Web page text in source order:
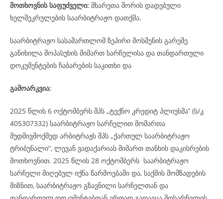
მოთხოვნის საფუძველი: მხარეთა შორის დადებული
ხელშეკრულების საარბიტრაჟო დათქმა.
საარბიტრაჟო სასამართლომ ზეპირი მოსმენის გარეშე
განიხილა მოპასუხის მიმართ სარჩელისა და თანდართული
დოკუმენტების ჩაბარების საკითხი და
გამოარკვია:
2025 წლის 6 ოქტომბერს შპს „ტექნო კრედიტ პლიუსმა’’ (ს/კ
405307332) საარბიტრაჟო სარჩელით მომართა
მუდმივმოქმედ არბიტრაჟს შპს „ქართულ საარბიტრაჟო
ტრიბუნალი“, ლევან ვადაქარიას მიმართ თანხის დაკისრების
მოთხოვნით. 2025 წლის 28 ოქტომბერს საარბიტრაჟო
სარჩელი მიღებულ იქნა წარმოებაში და, საქმის მომზადების
მიზნით, საარბიტრაჟო გზავნილი სარჩელთან და